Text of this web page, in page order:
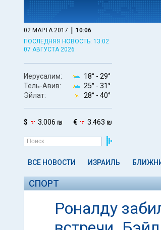
02 МАРТА 2017 | 10:06
ПОСЛЕДНЯЯ НОВОСТЬ: 13:02
07 АВГУСТА 2026
Иерусалим: 18° - 29°
Тель-Авив:
25° - 31°
Эйлат:
28° - 40°
$ 3.006 ₪ € 3.463 ₪
ВСЕ НОВОСТИ ИЗРАИЛЬ
СПОРТ
Роналду